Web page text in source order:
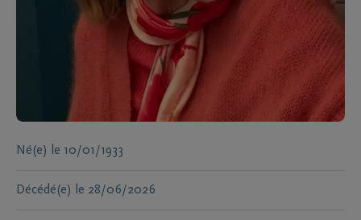
Né(e) le 10/01/1933
Décédé(e) le 28/06/2026